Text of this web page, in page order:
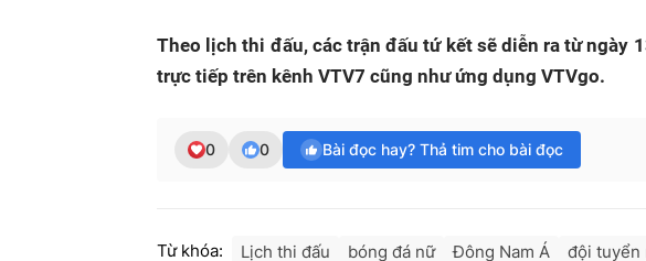
Theo lịch thi đấu, các trận đấu tứ kết sẽ diễn ra từ ngày
trực tiếp trên kênh VTV7 cũng như ứng dụng VTVgo.
0 0 Bài đọc hay? Thả tim cho bài đọc
Từ khóa: Lịch thi đấu bóng đá nữ Đông Nam Á đội tuyển